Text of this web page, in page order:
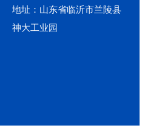
地址：山东省临沂市兰陵县
神大工业园